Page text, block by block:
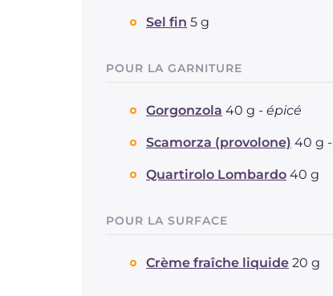
Sel fin 5 g
POUR LA GARNITURE
Gorgonzola 40 g - épicé
Scamorza (provolone) 40 g -
Quartirolo Lombardo 40 g
POUR LA SURFACE
Crème fraîche liquide 20 g